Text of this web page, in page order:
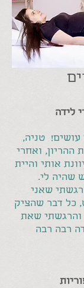
לידה
טניה,
ההריון, ואחרי
אותי והיית
שהיה לי.
שאני
כל דבר שהציק
והרגשתי שאת
רבה רבה